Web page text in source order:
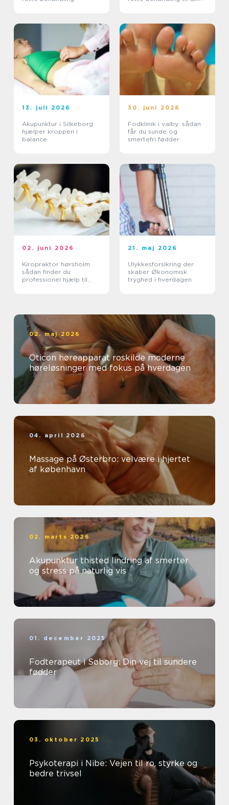
13. juli 2026
Akupunktur i Silkeborg
hjælper kroppen i
balance
30. juni 2026
Fodklinik i valby: sådan
får du sunde og
smertefri fødder
02. juni 2026
Kiropraktor hørsholm
sådan finder du
professionel hjælp til
21. maj 2026
Ulykkesforsikring der
skaber Økonomisk
tryghed i hverdagen
02. maj 2026
Oticon høreapparat roskilde moderne
høreløsninger med fokus på hverdagen
04. april 2026
Massage på Østerbro: velvære i hjertet
af københavn
02. marts 2026
Akupunktur thisted lindring af smerter
og stress på naturlig vis
01. december 2025
Fodterapeut i Søborg: Din vej til sundere
fødder
03. oktober 2025
Psykoterapi i Nibe: Vejen til ro, styrke og
bedre trivsel